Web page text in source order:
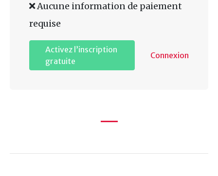
Aucune information de paiement
requise
Activez l’inscription
gratuite
Connexion